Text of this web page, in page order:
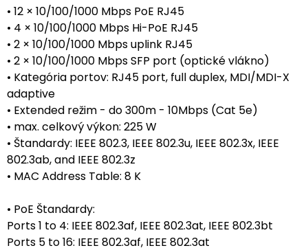
• 12 × 10/100/1000 Mbps PoE RJ45
• 4 × 10/100/1000 Mbps Hi-PoE RJ45
• 2 × 10/100/1000 Mbps uplink RJ45
• 2 × 10/100/1000 Mbps SFP port (optické vlákno)
• Kategória portov: RJ45 port, full duplex, MDI/MDI-X
adaptive
• Extended režim - do 300m - 10Mbps (Cat 5e)
• max. celkový výkon: 225 W
• Štandardy: IEEE 802.3, IEEE 802.3u, IEEE 802.3x, IEEE
802.3ab, and IEEE 802.3z
• MAC Address Table: 8 K
• PoE Štandardy:
Ports 1 to 4: IEEE 802.3af, IEEE 802.3at, IEEE 802.3bt
Ports 5 to 16: IEEE 802.3af, IEEE 802.3at